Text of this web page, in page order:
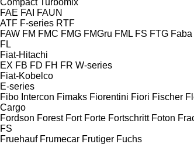
FAE FAI FAUN
ATF F-series RTF
FAW FM FMC FMG FMGru FML FS FTG Faba
FL
Fiat-Hitachi
EX FB FD FH FR W-series
Fiat-Kobelco
E-series
Fibo Intercon Fimaks Fiorentini Fiori Fischer
Cargo
Fordson Forest Fort Forte Fortschritt Foton
FS
Fruehauf Frumecar Frutiger Fuchs